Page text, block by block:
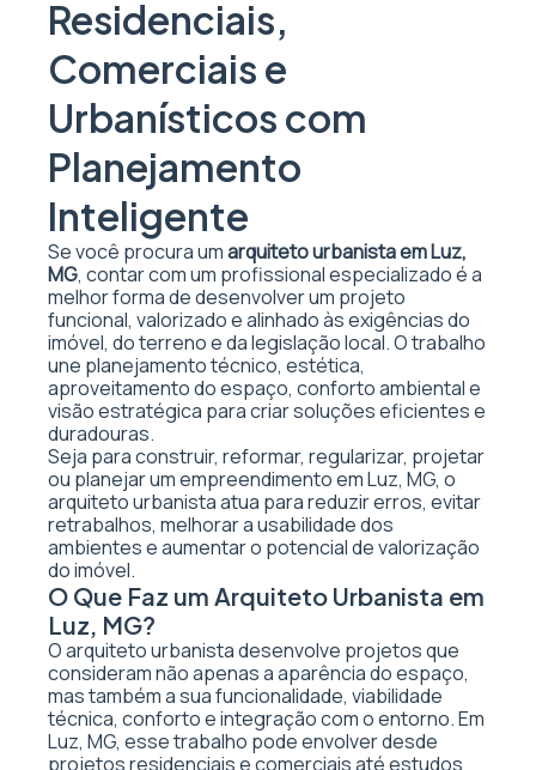
Residenciais,
Comerciais e
Urbanísticos com
Planejamento
Inteligente
Se você procura umarquiteto urbanista em Luz,
MG, contar com um profissional especializado é a
melhor forma de desenvolver um projeto
funcional, valorizado e alinhado às exigências do
imóvel, do terreno e da legislação local. O trabalho
une planejamento técnico, estética,
aproveitamento do espaço, conforto ambiental e
visão estratégica para criar soluções eficientes e
duradouras.
Seja para construir, reformar, regularizar, projetar
ou planejar um empreendimento em Luz, MG, o
arquiteto urbanista atua para reduzir erros, evitar
retrabalhos, melhorar a usabilidade dos
ambientes e aumentar o potencial de valorização
do imóvel.
O Que Faz um Arquiteto Urbanista em
Luz, MG?
O arquiteto urbanista desenvolve projetos que
consideram não apenas a aparência do espaço,
mas também a sua funcionalidade, viabilidade
técnica, conforto e integração com o entorno. Em
Luz, MG, esse trabalho pode envolver desde
projetos residenciais e comerciais até estudos